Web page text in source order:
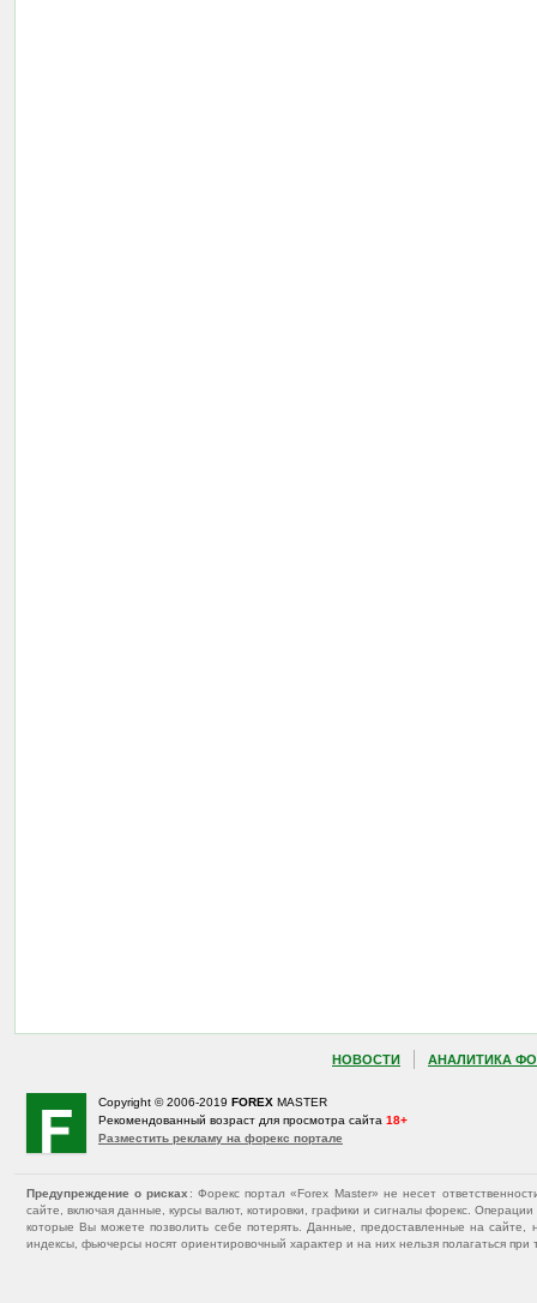
НОВОСТИ АНАЛИТИКА
Copyright © 2006-2019 FOREX MASTER
Рекомендованный возраст для просмотра сайта 18+
Разместить рекламу на форекс портале
Предупреждение о рисках : Форекс портал «Forex Master» не несет
сайте, включая данные, курсы валют, котировки, графики и сигналы форекс.
которые Вы можете позволить себе потерять. Данные, предоставленные на
индексы, фьючерсы носят ориентировочный характер и на них нельзя полагаться при